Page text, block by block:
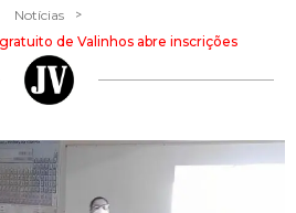
Notícias >
de Valinhos abre inscrições